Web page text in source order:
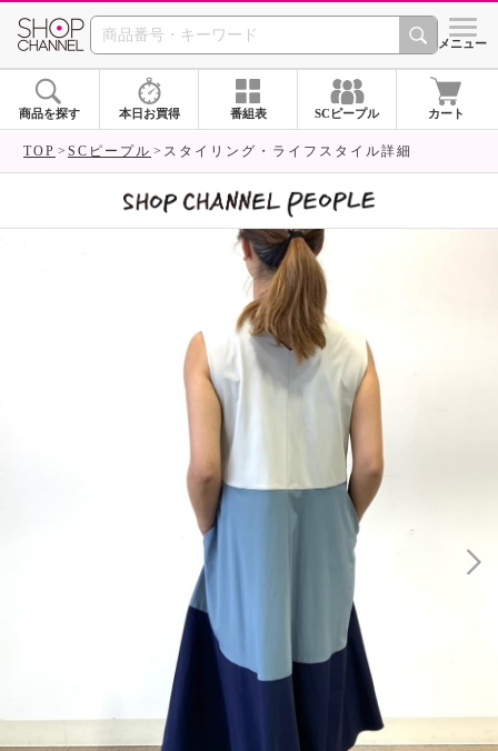
SHOP CHANNEL シメニュー
商品を探す 本日お買得 番組表 SCピープル カート
TOP SCピープル スタイリング・ライフスタイル詳細